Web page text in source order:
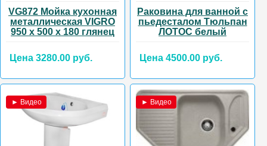
VG872 Мойка кухонная
металлическая VIGRO
950 х 500 х 180 глянец
Цена 3280.00 руб.
Раковина для ванной с
пьедесталом Тюльпан
ЛОТОС белый
Цена 4500.00 руб.
► Видео ► Видео